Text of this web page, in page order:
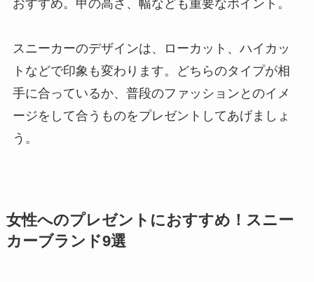
おすすめ。甲の高さ、幅なども重要なポイント。
スニーカーのデザインは、ローカット、ハイカッ
トなどで印象も変わります。どちらのタイプが相
手に合っているか、普段のファッションとのイメ
ージをして合うものをプレゼントしてあげましょ
う。
女性へのプレゼントにおすすめ！スニー
カーブランド9選